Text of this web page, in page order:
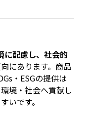
に配慮し、社会的
にあります。商品
・ESGの提供は
境・社会へ貢献し
いです。